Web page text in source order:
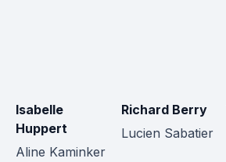
Isabelle
Huppert
Aline Kaminker
Richard Berry
Lucien Sabatier